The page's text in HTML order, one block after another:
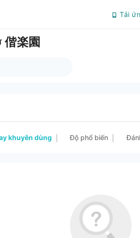
Tải
楽園
khuyên dùng Độ phổ biến